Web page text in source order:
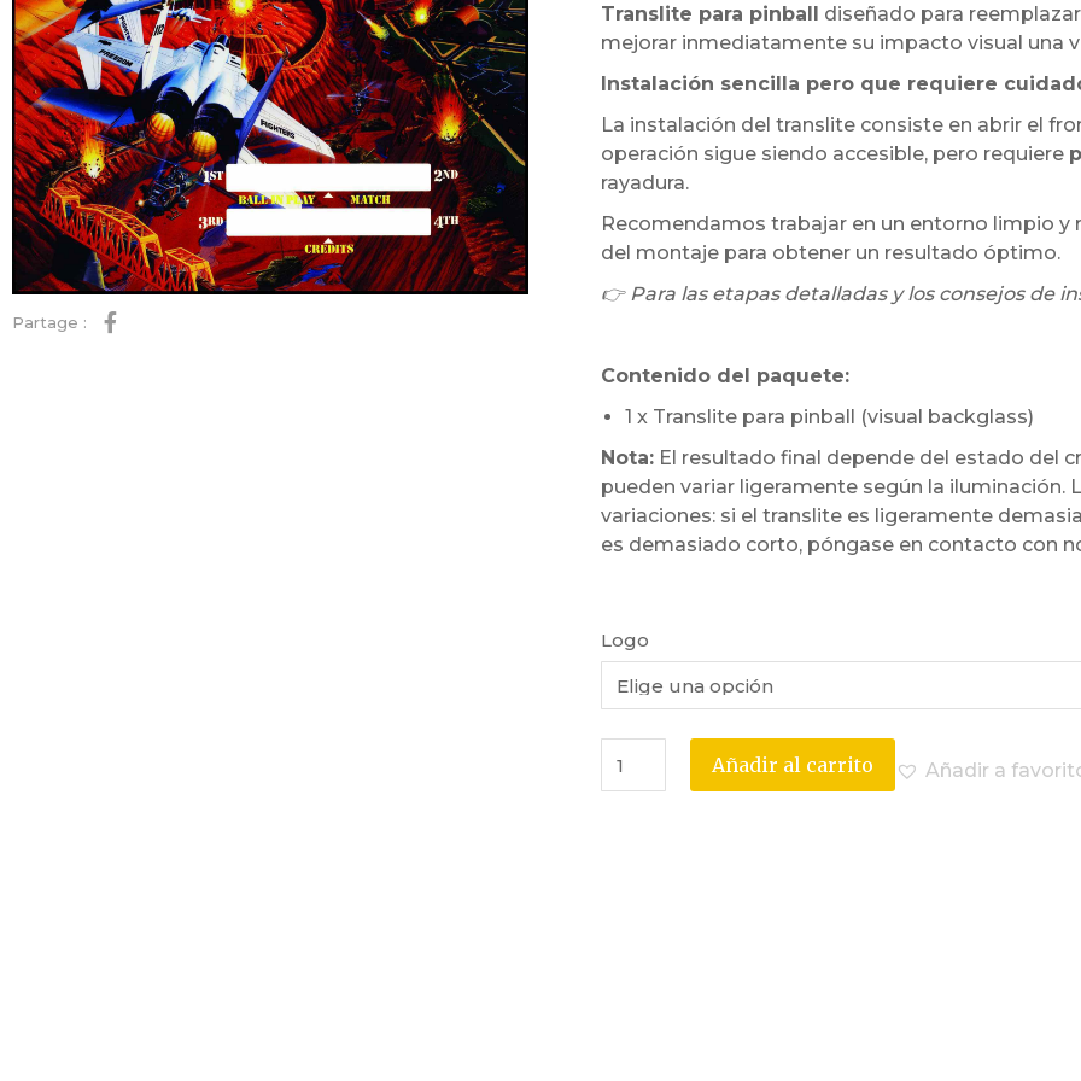
Partage :
Translite para pinball diseñado para
mejorar inmediatamente su impacto visual una
Instalación sencilla pero que requiere
La instalación del translite consiste en abrir el
operación sigue siendo accesible, pero requiere
rayadura.
Recomendamos trabajar en un entorno limpio
del montaje para obtener un resultado óptimo.
👉 Para las etapas detalladas y los consejos de
Contenido del paquete:
1 x Translite para pinball (visual backglass)
Nota:El resultado final depende del estado del
pueden variar ligeramente según la
variaciones: si el translite es ligeramente
es demasiado corto, póngase en contacto con
Logo
Añadir al carrito Añadir a